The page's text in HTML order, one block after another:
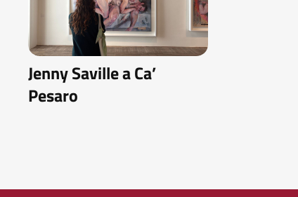
Jenny Saville a Ca’
Pesaro